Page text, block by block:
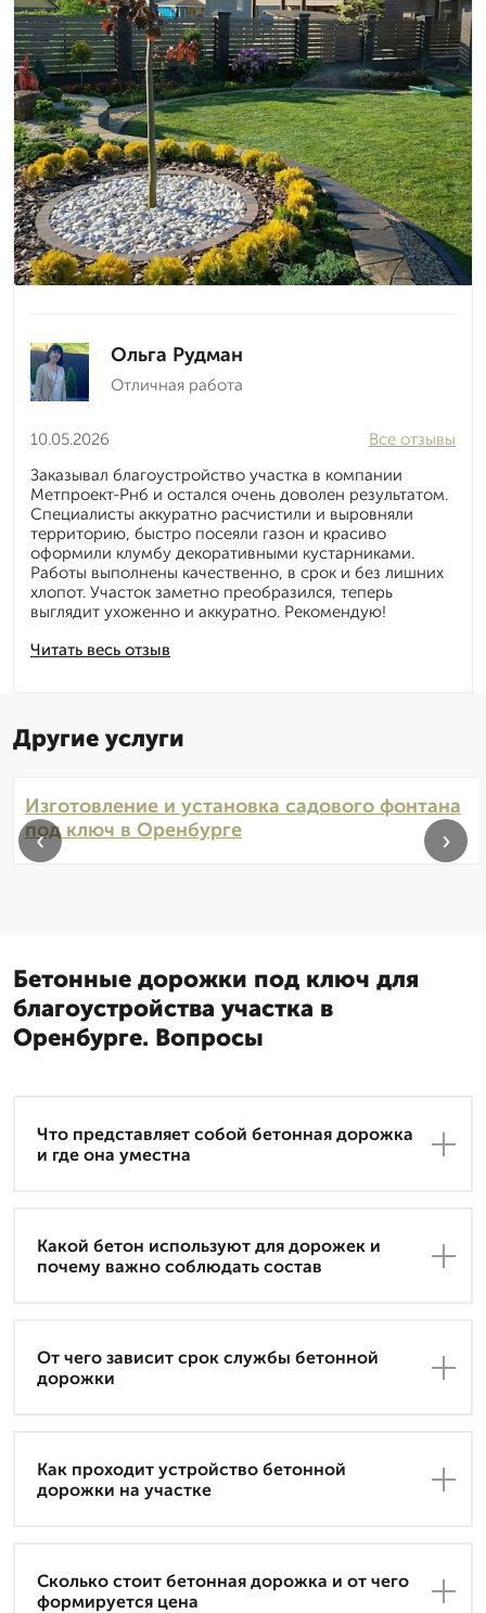
Ольга Рудман
Отличная работа
10.05.2026
Читать весь отзыв
Все отзывы
Заказывал благоустройство участка в компании
Метпроект-Рнб и остался очень доволен результатом.
Специалисты аккуратно расчистили и выровняли
территорию, быстро посеяли газон и красиво
оформили клумбу декоративными кустарниками.
Работы выполнены качественно, в срок и без лишних
хлопот. Участок заметно преобразился, теперь
выглядит ухоженно и аккуратно. Рекомендую!
Другие услуги
Изготовление и установка садового фонтана
под ключ в Оренбурге
‹ ›
Бетонные дорожки под ключ для
благоустройства участка в
Оренбурге. Вопросы
Что представляет собой бетонная дорожка
и где она уместна
Какой бетон используют для дорожек и
почему важно соблюдать состав
От чего зависит срок службы бетонной
дорожки
Как проходит устройство бетонной
дорожки на участке
Сколько стоит бетонная дорожка и от чего
формируется цена